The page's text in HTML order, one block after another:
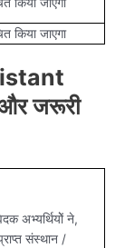
किया जाएगा
जरूरी
अभ्यर्थियोें ने,
संस्थान /